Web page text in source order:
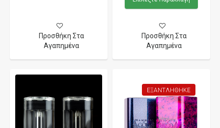
Προσθήκη Στα
Αγαπημένα
Προσθήκη Στα
Αγαπημένα
ΕΞΑΝΤΛΉΘΗΚΕ